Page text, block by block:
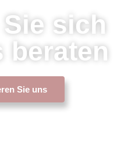
sich
beraten
Sie uns